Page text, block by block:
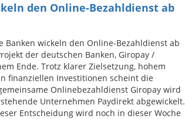
den Online-Bezahldienst ab
Banken wickeln den Online-Bezahldienst ab
der deutschen Banken, Giropay /
Ende. Trotz klarer Zielsetzung, hohem
finanziellen Investitionen scheint die
Onlinebezahldienst Giropay wird
Unternehmen Paydirekt abgewickelt.
Entscheidung wird noch in dieser Woche